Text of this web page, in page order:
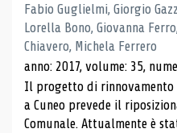
Fabio Guglielmi, Giorgio
Lorella Bono, Giovanna
Chiavero, Michela Ferrero
anno: 2017, volume: 35,
Il progetto di
a Cuneo prevede il
Comunale. Attualmente è